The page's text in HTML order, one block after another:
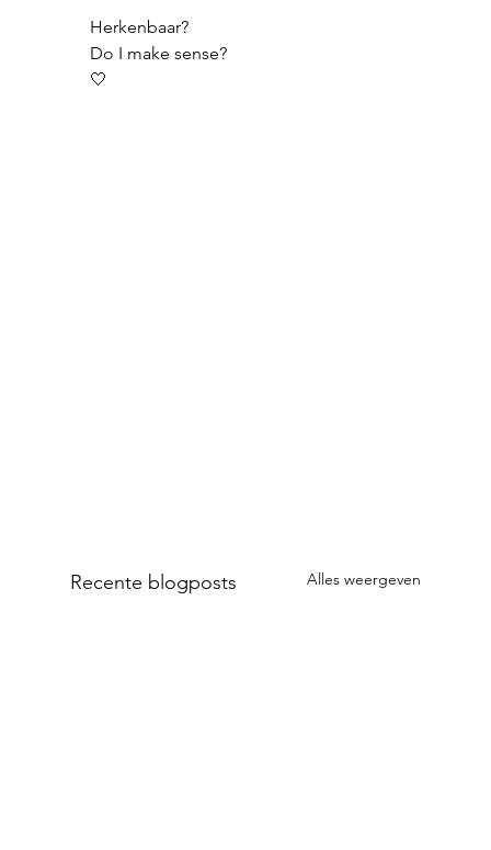
Herkenbaar?
Do I make sense?
🤍
Recente blogposts Alles weergeven